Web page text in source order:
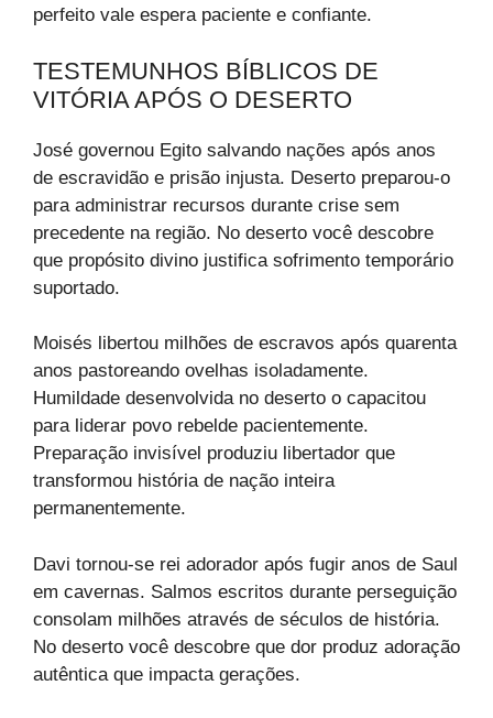
perfeito vale espera paciente e confiante.
TESTEMUNHOS BÍBLICOS DE
VITÓRIA APÓS O DESERTO
José governou Egito salvando nações após anos
de escravidão e prisão injusta. Deserto preparou-o
para administrar recursos durante crise sem
precedente na região. No deserto você descobre
que propósito divino justifica sofrimento temporário
suportado.
Moisés libertou milhões de escravos após quarenta
anos pastoreando ovelhas isoladamente.
Humildade desenvolvida no deserto o capacitou
para liderar povo rebelde pacientemente.
Preparação invisível produziu libertador que
transformou história de nação inteira
permanentemente.
Davi tornou-se rei adorador após fugir anos de Saul
em cavernas. Salmos escritos durante perseguição
consolam milhões através de séculos de história.
No deserto você descobre que dor produz adoração
autêntica que impacta gerações.